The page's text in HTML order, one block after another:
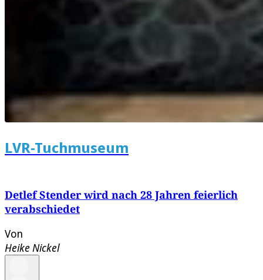
LVR-Tuchmuseum
Detlef Stender wird nach 28 Jahren feierlich
verabschiedet
Von
Heike Nickel